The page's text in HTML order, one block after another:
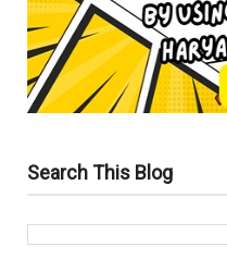
Search This Blog